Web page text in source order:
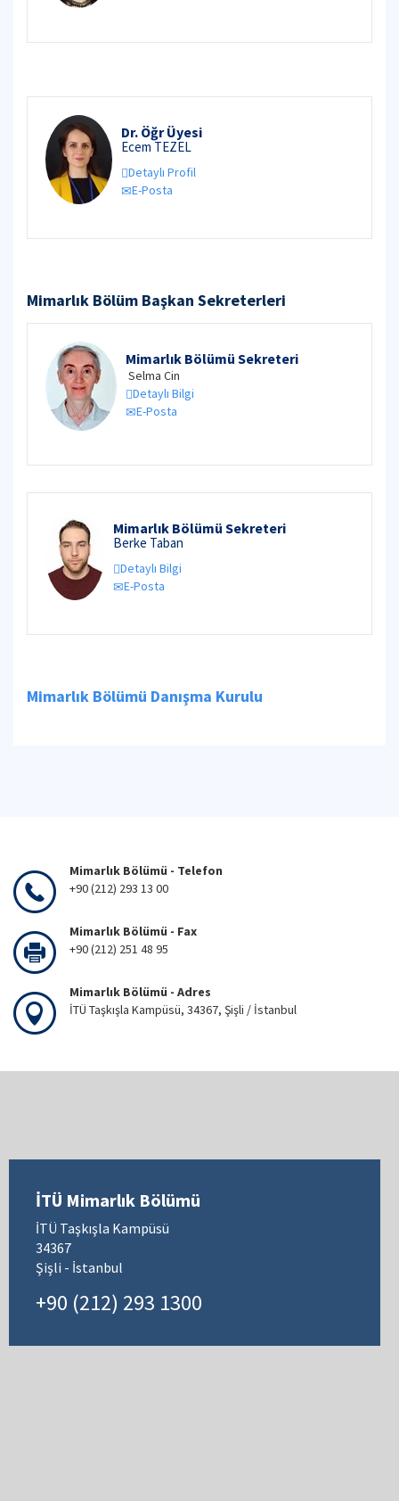
Dr. Öğr Üyesi
Ecem TEZEL
Detaylı Profil
E-Posta
Mimarlık Bölüm Başkan Sekreterleri
Mimarlık Bölümü Sekreteri
Selma Cin
Detaylı Bilgi
E-Posta
Mimarlık Bölümü Sekreteri
Berke Taban
Detaylı Bilgi
E-Posta
Mimarlık Bölümü Danışma Kurulu
Mimarlık Bölümü - Telefon
+90 (212) 293 13 00
Mimarlık Bölümü - Fax
+90 (212) 251 48 95
Mimarlık Bölümü - Adres
İTÜ Taşkışla Kampüsü, 34367, Şişli / İstanbul
İTÜ Mimarlık Bölümü
İTÜ Taşkışla Kampüsü
34367
Şişli - İstanbul
+90 (212) 293 1300